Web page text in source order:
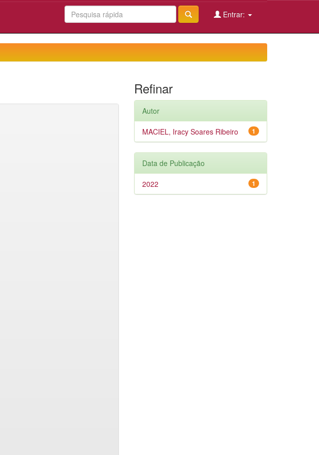
Entrar:
Refinar
Autor
1
MACIEL, Iracy Soares Ribeiro
Data de Publicação
1
2022